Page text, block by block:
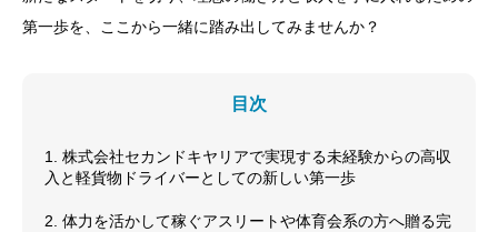
第一歩を、ここから一緒に踏み出してみませんか？
目次
1. 株式会社セカンドキヤリアで実現する未経験からの高収
入と軽貨物ドライバーとしての新しい第一歩
2. 体力を活かして稼ぐアスリートや体育会系の方へ贈る完